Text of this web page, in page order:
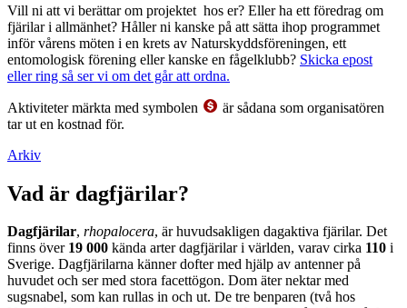
Vill ni att vi berättar om projektet hos er? Eller ha ett föredrag om
fjärilar i allmänhet? Håller ni kanske på att sätta ihop programmet
inför vårens möten i en krets av Naturskyddsföreningen, ett
entomologisk förening eller kanske en fågelklubb? Skicka epost
eller ring så ser vi om det går att ordna.
Aktiviteter märkta med symbolen
är sådana som organisatören
tar ut en kostnad för.
Arkiv
Vad är dagfjärilar?
Dagfjärilar, rhopalocera, är huvudsakligen dagaktiva fjärilar. Det
finns över 19 000 kända arter dagfjärilar i världen, varav cirka 110 i
Sverige. Dagfjärilarna känner dofter med hjälp av antenner på
huvudet och ser med stora facettögon. Dom äter nektar med
sugsnabel, som kan rullas in och ut. De tre benparen (två hos